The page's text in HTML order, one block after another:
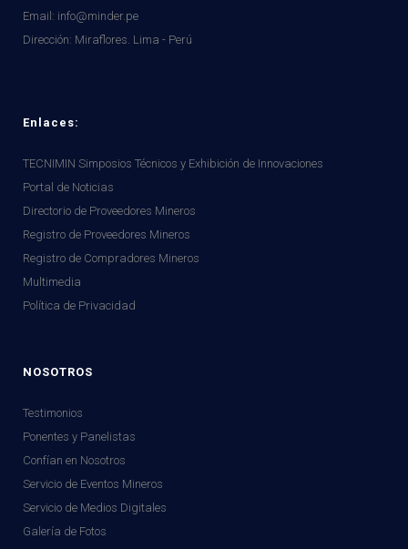
Email: info@minder.pe
Dirección: Miraflores. Lima - Perú
Enlaces:
TECNIMIN Simposios Técnicos y Exhibición de Innovaciones
Portal de Noticias
Directorio de Proveedores Mineros
Registro de Proveedores Mineros
Registro de Compradores Mineros
Multimedia
Política de Privacidad
NOSOTROS
Testimonios
Ponentes y Panelistas
Confían en Nosotros
Servicio de Eventos Mineros
Servicio de Medios Digitales
Galería de Fotos